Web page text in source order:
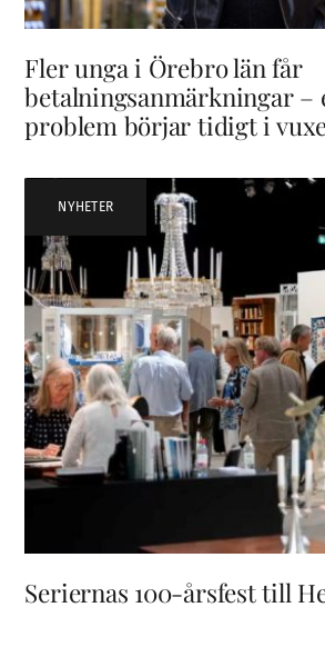
Fler unga i Örebro län får
betalningsanmärkningar –
problem börjar tidigt i
NYHETER
Seriernas 100-årsfest till